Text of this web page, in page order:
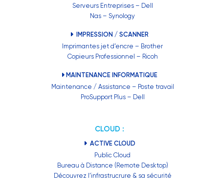
Serveurs Entreprises – Dell
Nas – Synology
IMPRESSION / SCANNER
Imprimantes jet d’encre – Brother
Copieurs Professionnel – Ricoh
MAINTENANCE INFORMATIQUE
Maintenance / Assistance – Poste travail
ProSupport Plus – Dell
CLOUD :
ACTIVE CLOUD
Public Cloud
Bureau à Distance (Remote Desktop)
Découvrez l’infrastrucrure & sa sécurité